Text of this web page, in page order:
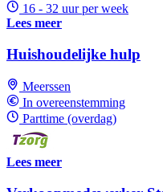
16 - 32 uur per week
Lees meer
Huishoudelijke hulp
Meerssen
In overeenstemming
Parttime (overdag)
Lees meer